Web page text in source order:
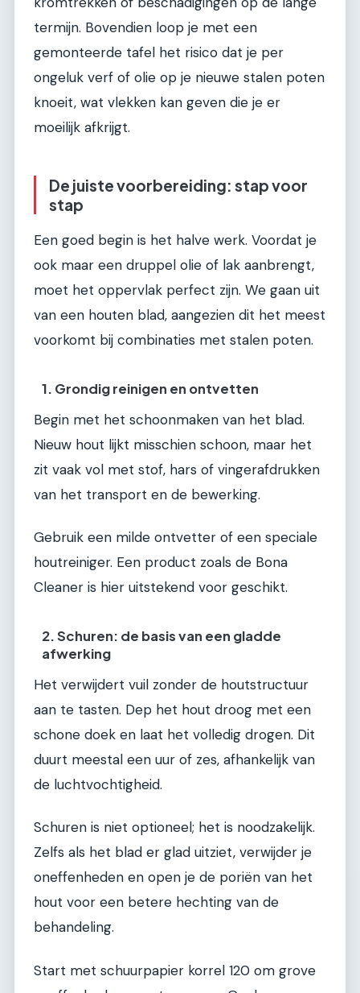
termijn. Bovendien loop je met een
gemonteerde tafel het risico dat je per
ongeluk verf of olie op je nieuwe stalen poten
knoeit, wat vlekken kan geven die je er
moeilijk afkrijgt.
De juiste voorbereiding: stap voor
stap
Een goed begin is het halve werk. Voordat je
ook maar een druppel olie of lak aanbrengt,
moet het oppervlak perfect zijn. We gaan uit
van een houten blad, aangezien dit het meest
voorkomt bij combinaties met stalen poten.
1. Grondig reinigen en ontvetten
Begin met het schoonmaken van het blad.
Nieuw hout lijkt misschien schoon, maar het
zit vaak vol met stof, hars of vingerafdrukken
van het transport en de bewerking.
Gebruik een milde ontvetter of een speciale
houtreiniger. Een product zoals de Bona
Cleaner is hier uitstekend voor geschikt.
2. Schuren: de basis van een gladde
afwerking
Het verwijdert vuil zonder de houtstructuur
aan te tasten. Dep het hout droog met een
schone doek en laat het volledig drogen. Dit
duurt meestal een uur of zes, afhankelijk van
de luchtvochtigheid.
Schuren is niet optioneel; het is noodzakelijk.
Zelfs als het blad er glad uitziet, verwijder je
oneffenheden en open je de poriën van het
hout voor een betere hechting van de
behandeling.
Start met schuurpapier korrel 120 om grove